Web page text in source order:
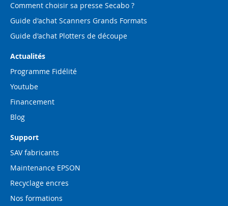
Comment choisir sa presse Secabo ?
Guide d'achat Scanners Grands Formats
Guide d'achat Plotters de découpe
Actualités
Programme Fidélité
Youtube
Financement
Blog
Support
SAV fabricants
Maintenance EPSON
Recyclage encres
Nos formations